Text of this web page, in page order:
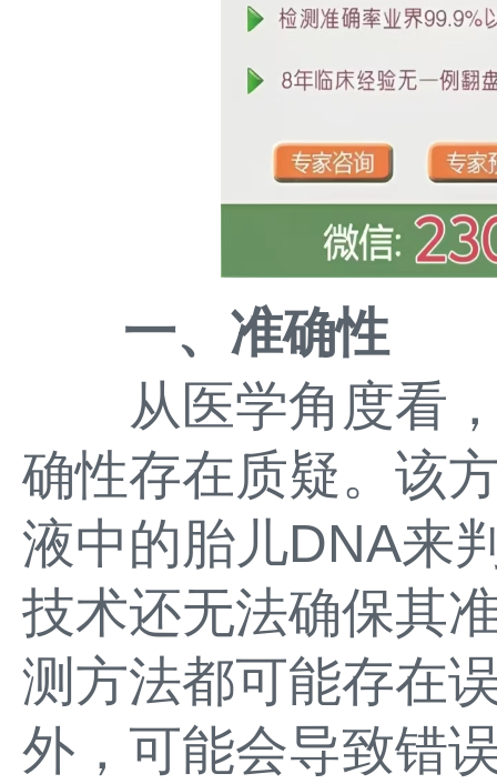
一、准确性
从医学角度看，
确性存在质疑。该
液中的胎儿DNA来
技术还无法确保其
测方法都可能存在
外，可能会导致错